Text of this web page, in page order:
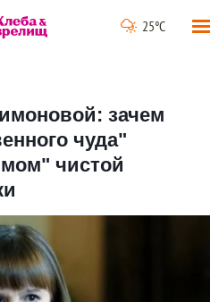
25°C
зачем
чуда"
чистой